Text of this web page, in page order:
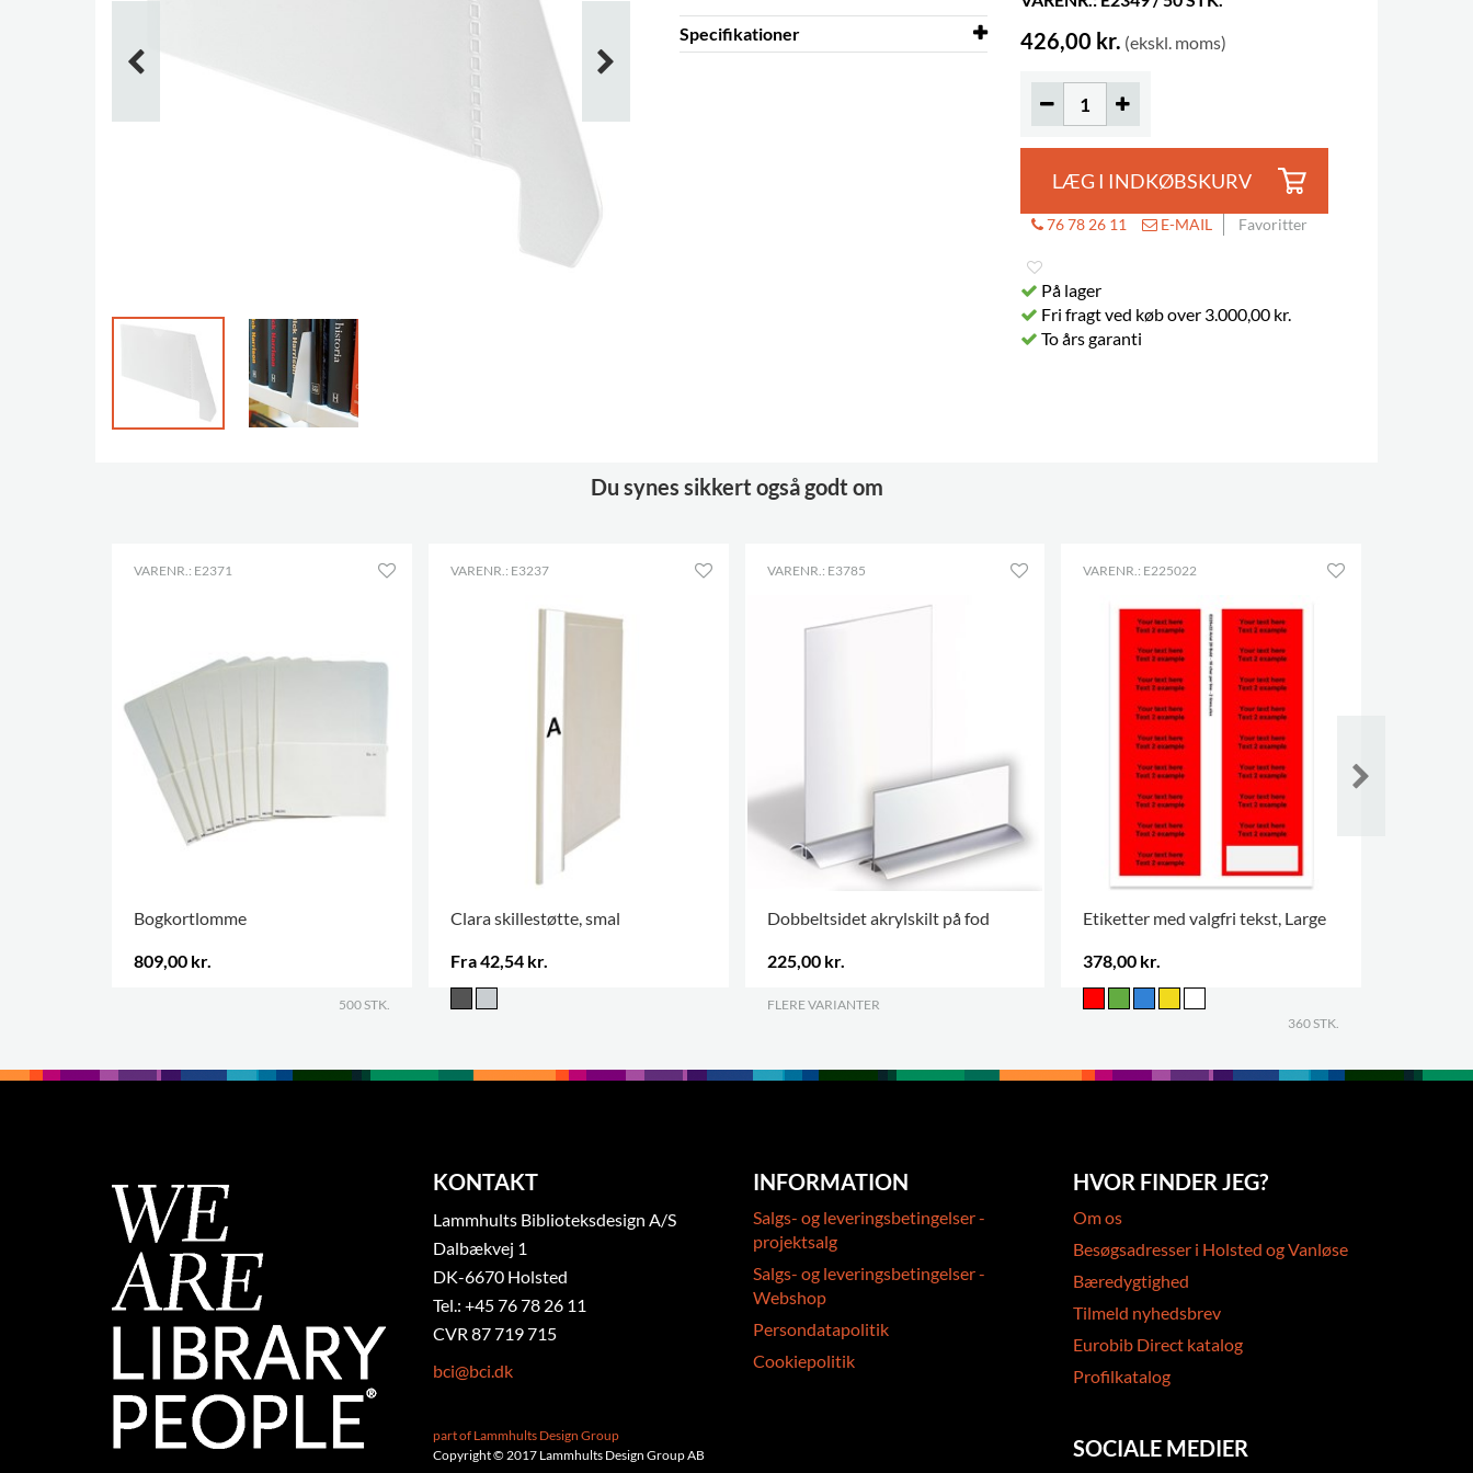
Specifikationer 426,00 kr. (ekskl. moms)
LÆG I INDKØBSKURV
76 78 26 11 E-MAIL Favoritter
På lager
Fri fragt ved køb over 3.000,00 kr.
To års garanti
Du synes sikkert også godt om
VARENR.: E2371
Bogkortlomme
809,00 kr.
500 STK.
VARENR.: E3237
Clara skillestøtte, smal
Fra 42,54 kr.
VARENR.: E3785
Dobbeltsidet akrylskilt på fod
225,00 kr.
FLERE VARIANTER
VARENR.: E225022
Etiketter med valgfri tekst, Large
378,00 kr.
360 STK.
KONTAKT
Lammhults Biblioteksdesign A/S
Dalbækvej 1
DK-6670 Holsted
Tel.: +45 76 78 26 11
CVR 87 719 715
bci@bci.dk
part of Lammhults Design Group
Copyright © 2017 Lammhults Design Group AB
INFORMATION
Salgs- og leveringsbetingelser -
projektsalg
Salgs- og leveringsbetingelser -
Webshop
Persondatapolitik
Cookiepolitik
HVOR FINDER JEG?
Om os
Besøgsadresser i Holsted og Vanløse
Bæredygtighed
Tilmeld nyhedsbrev
Eurobib Direct katalog
Profilkatalog
SOCIALE MEDIER